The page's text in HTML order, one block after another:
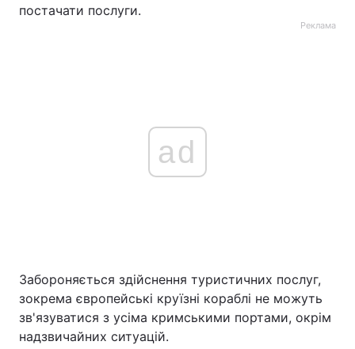
постачати послуги.
Реклама
ad
Забороняється здійснення туристичних послуг,
зокрема європейські круїзні кораблі не можуть
зв'язуватися з усіма кримськими портами, окрім
надзвичайних ситуацій.